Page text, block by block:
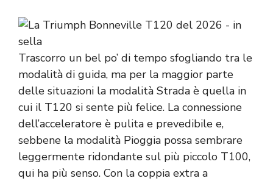
Trascorro un bel po’ di tempo sfogliando tra le
modalità di guida, ma per la maggior parte
delle situazioni la modalità Strada è quella in
cui il T120 si sente più felice. La connessione
dell’acceleratore è pulita e prevedibile e,
sebbene la modalità Pioggia possa sembrare
leggermente ridondante sul più piccolo T100,
qui ha più senso. Con la coppia extra a